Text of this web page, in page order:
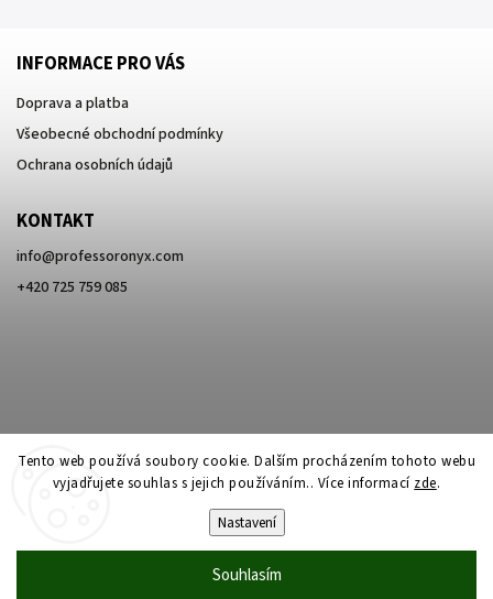
Tento web používá soubory cookie. Dalším procházením tohoto webu
vyjadřujete souhlas s jejich používáním.. Více informací zde.
Nastavení
Souhlasím
INFORMACE PRO VÁS
Doprava a platba
Všeobecné obchodní podmínky
Ochrana osobních údajů
KONTAKT
info@professoronyx.com
+420 725 759 085
Professor Onyx. Všechna práva vyhrazena.